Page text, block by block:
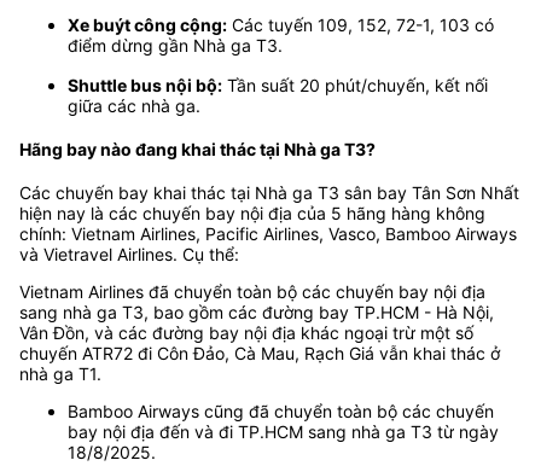
Xe buýt công cộng: Các tuyến 109, 152, 72-1, 103 có
điểm dừng gần Nhà ga T3.
Shuttle bus nội bộ: Tần suất 20 phút/chuyến, kết nối
giữa các nhà ga.
Hãng bay nào đang khai thác tại Nhà ga T3?
Các chuyến bay khai thác tại Nhà ga T3 sân bay Tân Sơn Nhất
hiện nay là các chuyến bay nội địa của 5 hãng hàng không
chính: Vietnam Airlines, Pacific Airlines, Vasco, Bamboo Airways
và Vietravel Airlines. Cụ thể:
Vietnam Airlines đã chuyển toàn bộ các chuyến bay nội địa
sang nhà ga T3, bao gồm các đường bay TP.HCM - Hà Nội,
Vân Đồn, và các đường bay nội địa khác ngoại trừ một số
chuyến ATR72 đi Côn Đảo, Cà Mau, Rạch Giá vẫn khai thác ở
nhà ga T1.
Bamboo Airways cũng đã chuyển toàn bộ các chuyến
bay nội địa đến và đi TP.HCM sang nhà ga T3 từ ngày
18/8/2025.